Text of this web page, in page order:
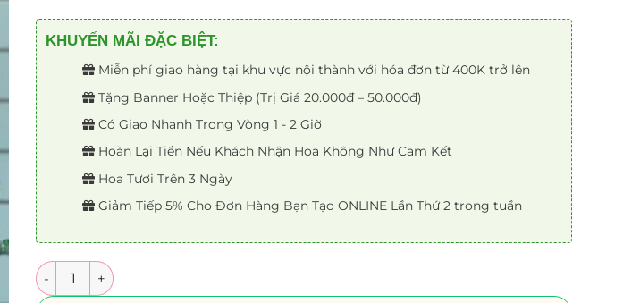
KHUYẾN MÃI ĐẶC BIỆT:
Miễn phí giao hàng tại khu vực nội thành với hóa đơn từ 400K trở lên
Tặng Banner Hoặc Thiệp (Trị Giá 20.000đ – 50.000đ)
Có Giao Nhanh Trong Vòng 1 - 2 Giờ
Hoàn Lại Tiền Nếu Khách Nhận Hoa Không Như Cam Kết
Hoa Tươi Trên 3 Ngày
Giảm Tiếp 5% Cho Đơn Hàng Bạn Tạo ONLINE Lần Thứ 2 trong tuần
Số lượng